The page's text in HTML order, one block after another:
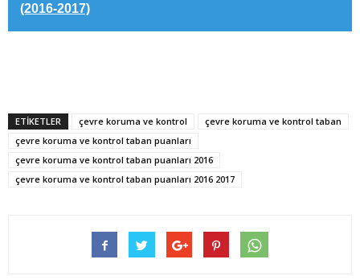
(2016-2017)
ETİKETLER çevre koruma ve kontrol
çevre koruma ve kontrol taban
çevre koruma ve kontrol taban puanları
çevre koruma ve kontrol taban puanları 2016
çevre koruma ve kontrol taban puanları 2016 2017